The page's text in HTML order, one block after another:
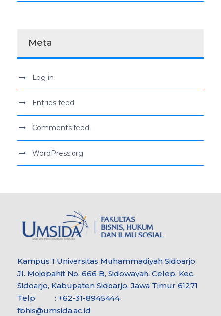
Meta
Log in
Entries feed
Comments feed
WordPress.org
Kampus 1 Universitas Muhammadiyah Sidoarjo
Jl. Mojopahit No. 666 B, Sidowayah, Celep, Kec.
Sidoarjo, Kabupaten Sidoarjo, Jawa Timur 61271
Telp : +62-31-8945444
fbhis@umsida.ac.id